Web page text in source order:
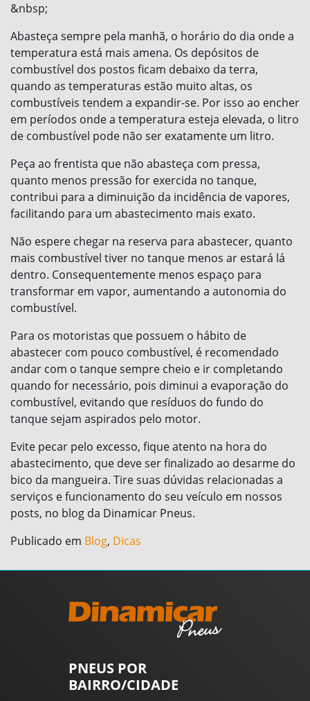
&nbsp;
Abasteça sempre pela manhã, o horário do dia onde a
temperatura está mais amena. Os depósitos de
combustível dos postos ficam debaixo da terra,
quando as temperaturas estão muito altas, os
combustíveis tendem a expandir-se. Por isso ao encher
em períodos onde a temperatura esteja elevada, o litro
de combustível pode não ser exatamente um litro.
Peça ao frentista que não abasteça com pressa,
quanto menos pressão for exercida no tanque,
contribui para a diminuição da incidência de vapores,
facilitando para um abastecimento mais exato.
Não espere chegar na reserva para abastecer, quanto
mais combustível tiver no tanque menos ar estará lá
dentro. Consequentemente menos espaço para
transformar em vapor, aumentando a autonomia do
combustível.
Para os motoristas que possuem o hábito de
abastecer com pouco combustível, é recomendado
andar com o tanque sempre cheio e ir completando
quando for necessário, pois diminui a evaporação do
combustível, evitando que resíduos do fundo do
tanque sejam aspirados pelo motor.
Evite pecar pelo excesso, fique atento na hora do
abastecimento, que deve ser finalizado ao desarme do
bico da mangueira. Tire suas dúvidas relacionadas a
serviços e funcionamento do seu veículo em nossos
posts, no blog da Dinamicar Pneus.
Publicado em Blog, Dicas
PNEUS POR
BAIRRO/CIDADE